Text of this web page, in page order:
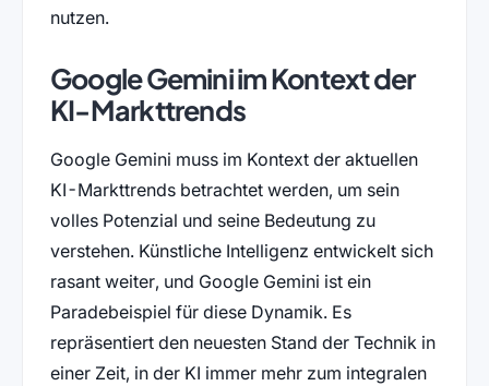
nutzen.
Google Gemini im Kontext der
KI-Markttrends
Google Gemini muss im Kontext der aktuellen
KI-Markttrends betrachtet werden, um sein
volles Potenzial und seine Bedeutung zu
verstehen. Künstliche Intelligenz entwickelt sich
rasant weiter, und Google Gemini ist ein
Paradebeispiel für diese Dynamik. Es
repräsentiert den neuesten Stand der Technik in
einer Zeit, in der KI immer mehr zum integralen